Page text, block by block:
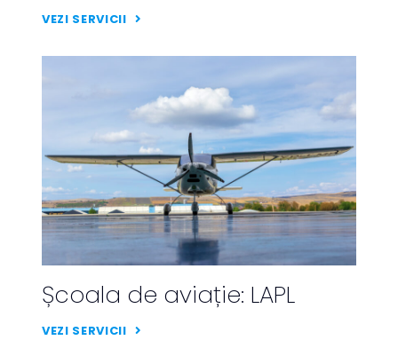
VEZI SERVICII
Școala de aviație: LAPL
VEZI SERVICII